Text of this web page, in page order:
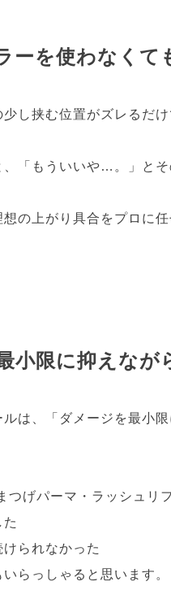
ーを使わなく
し挟む位置がズレるだ
「もういいや…。」とそ
想の上がり具合をプロに
小限に抑えなが
は、「ダメージを最小
つげパーマ・ラッシュリ
られなかった
らっしゃると思います。